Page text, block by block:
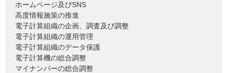
ホームページ及びSNS
高度情報施策の推進
電子計算組織の企画、調査及び調整
電子計算組織の運用管理
電子計算組織のデータ保護
電子計算機の総合調整
マイナンバーの総合調整